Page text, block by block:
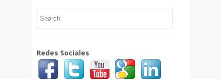
Redes Sociales